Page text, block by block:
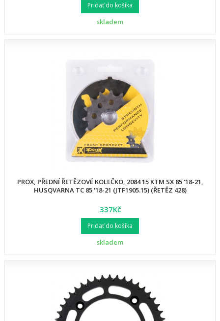
Pridať do košíka
skladem
PROX, PŘEDNÍ ŘETĚZOVÉ KOLEČKO, 2084 15 KTM SX 85 '18-21,
HUSQVARNA TC 85 '18-21 (JTF1905.15) (ŘETĚZ 428)
337Kč
Pridať do košíka
skladem